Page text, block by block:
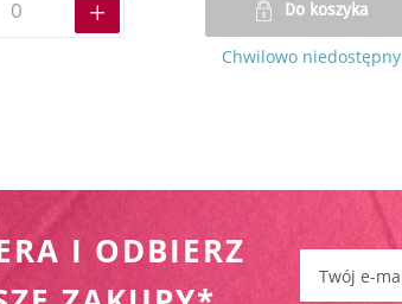
Do koszyka
Chwilowo niedostępny
I ODBIERZ